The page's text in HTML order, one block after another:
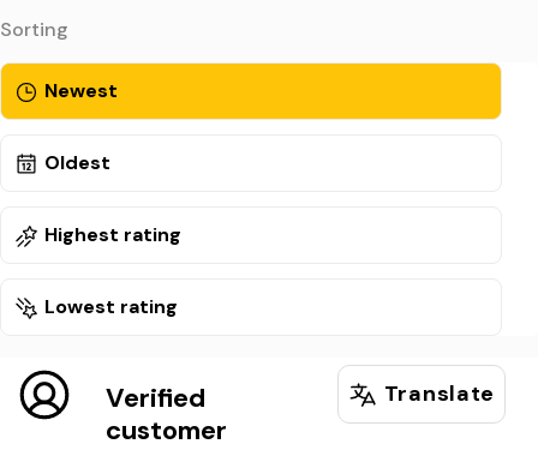
Sorting
Newest
Oldest
Highest rating
Lowest rating
Verified
customer
Translate